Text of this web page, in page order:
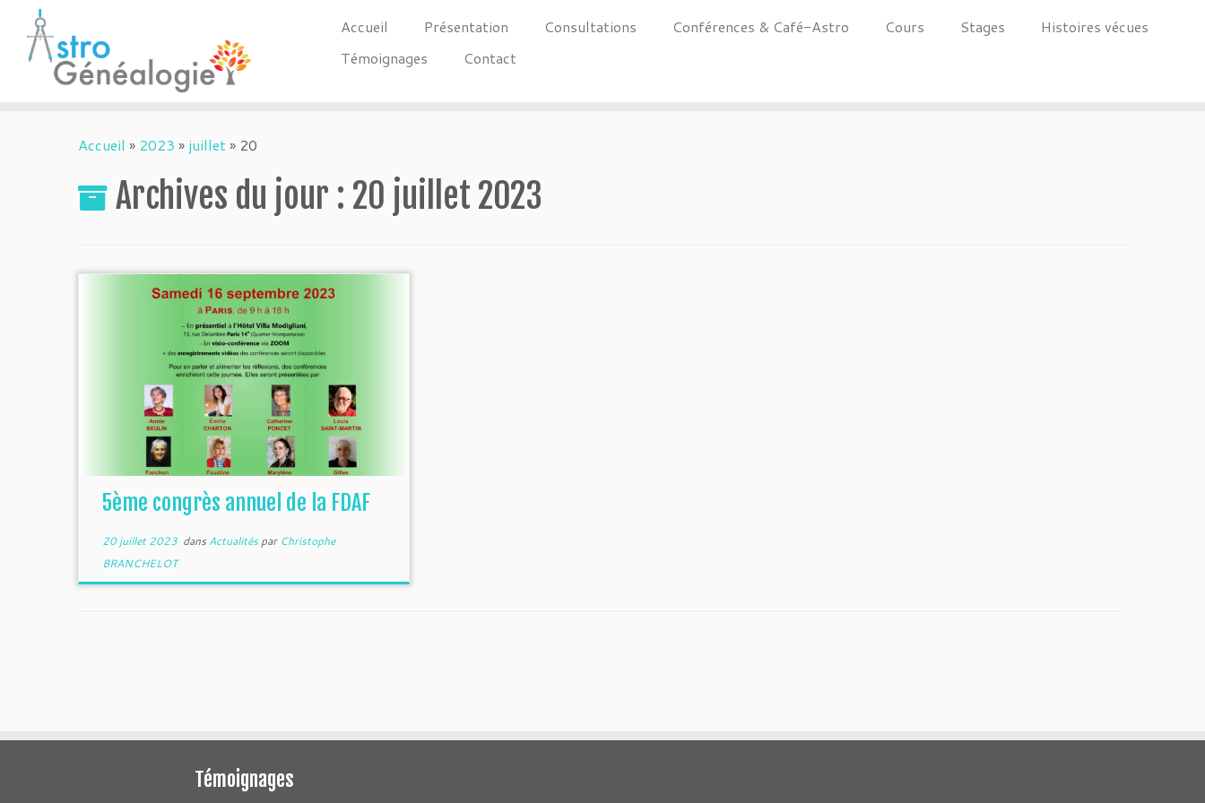
Accueil Présentation Consultations Conférences & Café-Astro Cours Stages
Histoires vécues
Témoignages
Contact
Accueil » 2023 » juillet » 20
Archives du jour : 20 juillet 2023
5ème congrès annuel de la FDAF
20 juillet 2023dans Actualitéspar Christophe
BRANCHELOT
Témoignages